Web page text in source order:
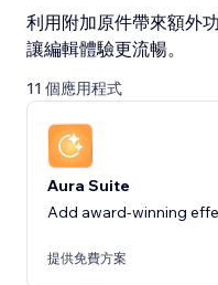
利用附加原件帶來額外
讓編輯體驗更流暢。
11 個應用程式
Aura Suite
Add award-winning
提供免費方案